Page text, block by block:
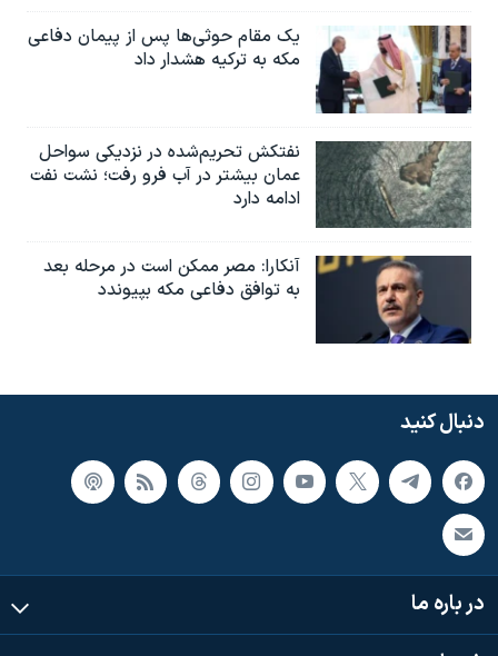
یک مقام حوثی‌ها پس از پیمان دفاعی
مکه به ترکیه هشدار داد
نفتکش تحریم‌شده در نزدیکی سواحل
عمان بیشتر در آب فرو رفت؛ نشت نفت
ادامه دارد
آنکارا: مصر ممکن است در مرحله بعد
به توافق دفاعی مکه بپیوندد
دنبال کنید
در باره ما